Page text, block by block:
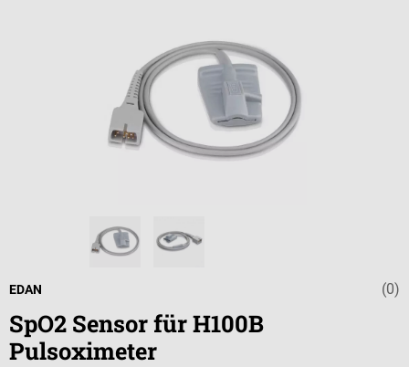
(0)
EDAN
SpO2 Sensor für H100B
Pulsoximeter